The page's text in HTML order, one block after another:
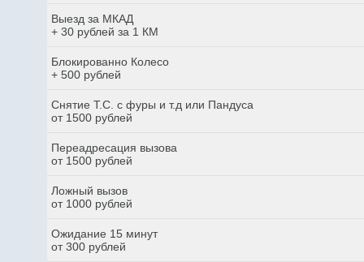
Выезд за МКАД
+ 30 рублей за 1 КМ
Блокированно Колесо
+ 500 рублей
Снятие Т.С. с фуры и т.д или Пандуса
от 1500 рублей
Переадресация вызова
от 1500 рублей
Ложный вызов
от 1000 рублей
Ожидание 15 минут
от 300 рублей